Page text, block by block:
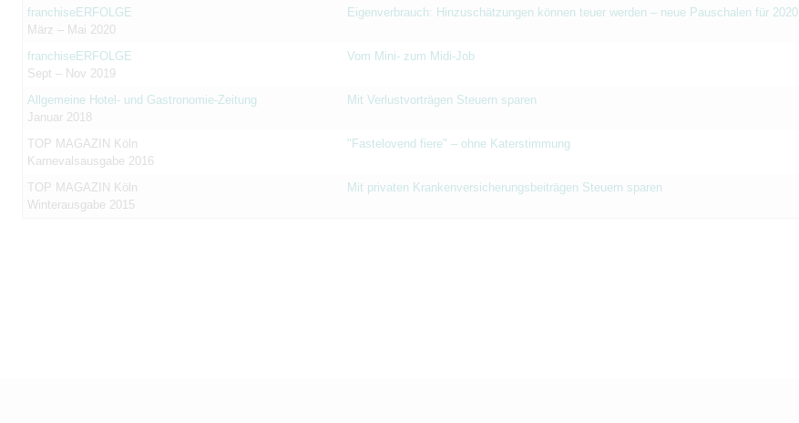
franchiseERFOLGE
März – Mai 2020
Eigenverbrauch: Hinzuschätzungen können teuer werden – neue Pauschalen für 2020
franchiseERFOLGE
Sept – Nov 2019
Vom Mini- zum Midi-Job
Allgemeine Hotel- und Gastronomie-Zeitung
Januar 2018
Mit Verlustvorträgen Steuern sparen
TOP MAGAZIN Köln
Karnevalsausgabe 2016
"Fastelovend fiere" – ohne Katerstimmung
TOP MAGAZIN Köln
Winterausgabe 2015
Mit privaten Krankenversicherungsbeiträgen Steuern sparen